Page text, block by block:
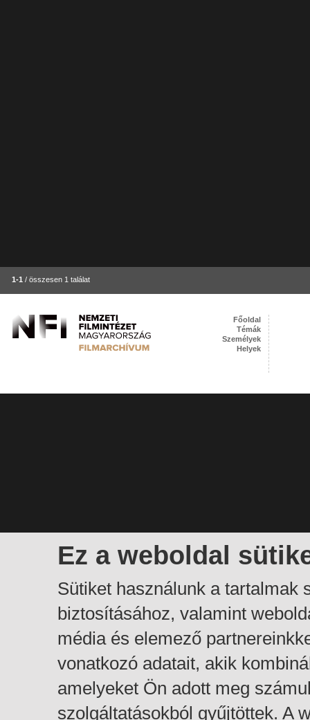
1-1 / összesen 1 találat
Ez a weboldal
Sütiket használunk a tartalmak
biztosításához, valamint
média és elemező
vonatkozó adatait, akik
amelyeket Ön adott meg
szolgáltatásokból gyűjtöttek. A
Főoldal
Témák
Személyek
Helyek